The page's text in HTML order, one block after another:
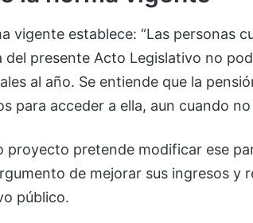
vigente establece: “Las personas
del presente Acto Legislativo no
al año. Se entiende que la
para acceder a ella, aun cuando
proyecto pretende modificar ese
de mejorar sus ingresos y
público.